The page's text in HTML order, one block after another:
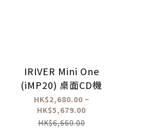
IRIVER Mini One
(iMP20) 桌面CD機
HK$2,680.00 ~
HK$5,679.00
HK$6,660.00